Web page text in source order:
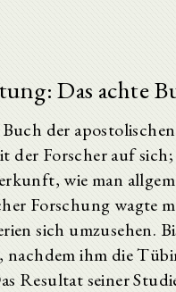
Das achte
Buch der
der Forscher auf
wie man
Forschung wagte
sich umzusehen.
nachdem ihm die
Resultat seiner